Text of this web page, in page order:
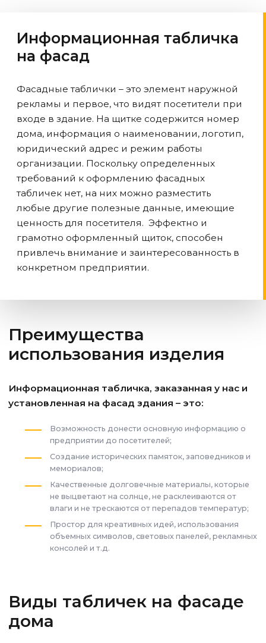
Информационная табличка
на фасад
Фасадные таблички – это элемент наружной
рекламы и первое, что видят посетители при
входе в здание. На щитке содержится номер
дома, информация о наименовании, логотип,
юридический адрес и режим работы
организации. Поскольку определенных
требований к оформлению фасадных
табличек нет, на них можно разместить
любые другие полезные данные, имеющие
ценность для посетителя. Эффектно и
грамотно оформленный щиток, способен
привлечь внимание и заинтересованность в
конкретном предприятии.
Преимущества
использования изделия
Информационная табличка, заказанная у нас и
установленная на фасад здания – это:
Возможность донести основную информацию о
предприятии до посетителей;
Создание исторических памяток, заповедников и
мемориалов;
Качественные долговечные материалы, которые
не выцветают на солнце, не расклеиваются от
влаги и не трескаются от перепадов температур;
Простор для креативных идей, использования
объемных символов, световых панелей, рекламных
консолей и т.д.
Виды табличек на фасаде
дома